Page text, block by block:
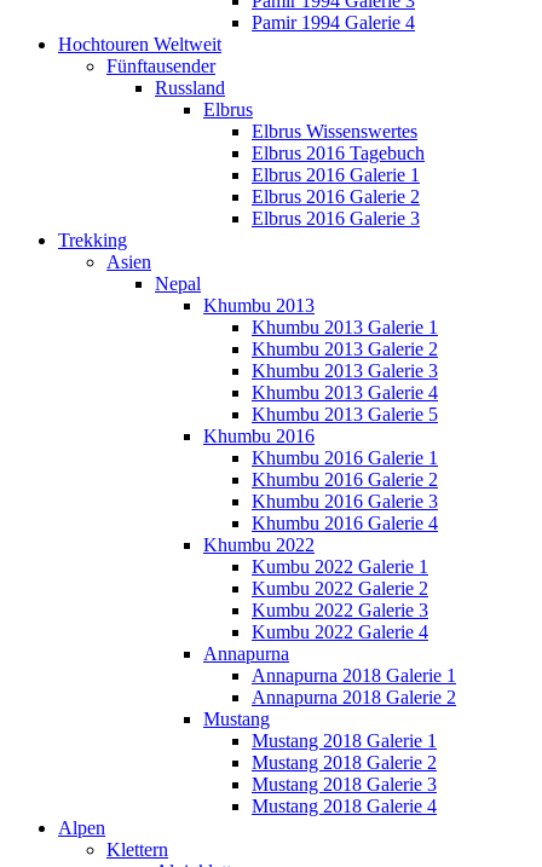
Pamir 1994 Galerie 4
Hochtouren Weltweit
Fünftausender
Russland
Elbrus
Elbrus Wissenswertes
Elbrus 2016 Tagebuch
Elbrus 2016 Galerie 1
Elbrus 2016 Galerie 2
Elbrus 2016 Galerie 3
Trekking
Asien
Nepal
Khumbu 2013
Khumbu 2013 Galerie 1
Khumbu 2013 Galerie 2
Khumbu 2013 Galerie 3
Khumbu 2013 Galerie 4
Khumbu 2013 Galerie 5
Khumbu 2016
Khumbu 2016 Galerie 1
Khumbu 2016 Galerie 2
Khumbu 2016 Galerie 3
Khumbu 2016 Galerie 4
Khumbu 2022
Kumbu 2022 Galerie 1
Kumbu 2022 Galerie 2
Kumbu 2022 Galerie 3
Kumbu 2022 Galerie 4
Annapurna
Annapurna 2018 Galerie 1
Annapurna 2018 Galerie 2
Mustang
Mustang 2018 Galerie 1
Mustang 2018 Galerie 2
Mustang 2018 Galerie 3
Mustang 2018 Galerie 4
Alpen
Klettern